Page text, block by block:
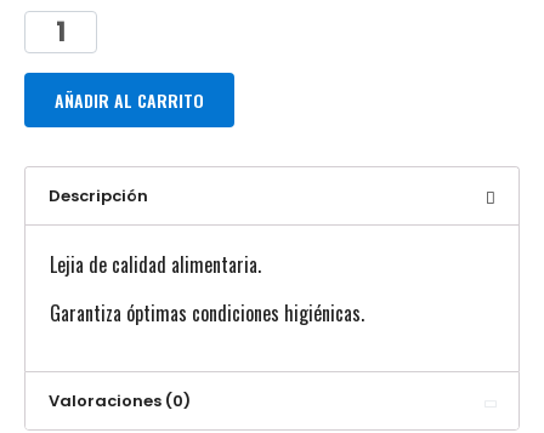
AÑADIR AL CARRITO
Descripción
Lejia de calidad alimentaria.
Garantiza óptimas condiciones higiénicas.
Valoraciones (0)